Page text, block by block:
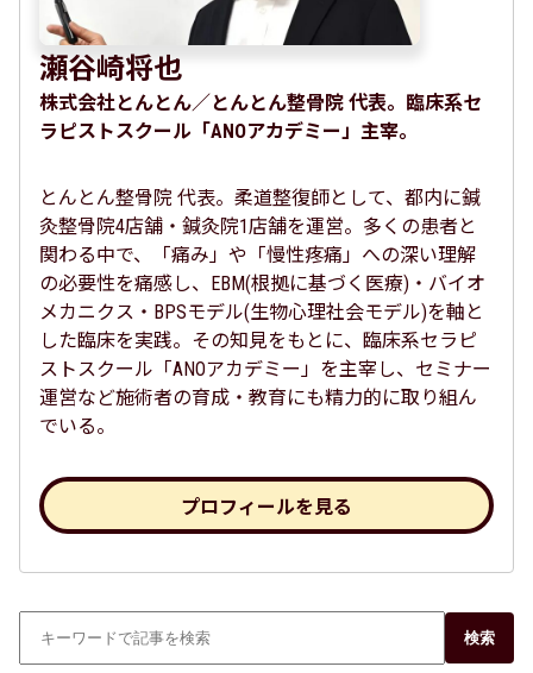
瀬谷崎将也
株式会社とんとん／とんとん整骨院 代表。臨床系セ
ラピストスクール「ANOアカデミー」主宰。
とんとん整骨院 代表。柔道整復師として、都内に鍼
灸整骨院4店舗・鍼灸院1店舗を運営。多くの患者と
関わる中で、「痛み」や「慢性疼痛」への深い理解
の必要性を痛感し、EBM(根拠に基づく医療)・バイオ
メカニクス・BPSモデル(生物心理社会モデル)を軸と
した臨床を実践。その知見をもとに、臨床系セラピ
ストスクール「ANOアカデミー」を主宰し、セミナー
運営など施術者の育成・教育にも精力的に取り組ん
でいる。
プロフィールを見る
検索